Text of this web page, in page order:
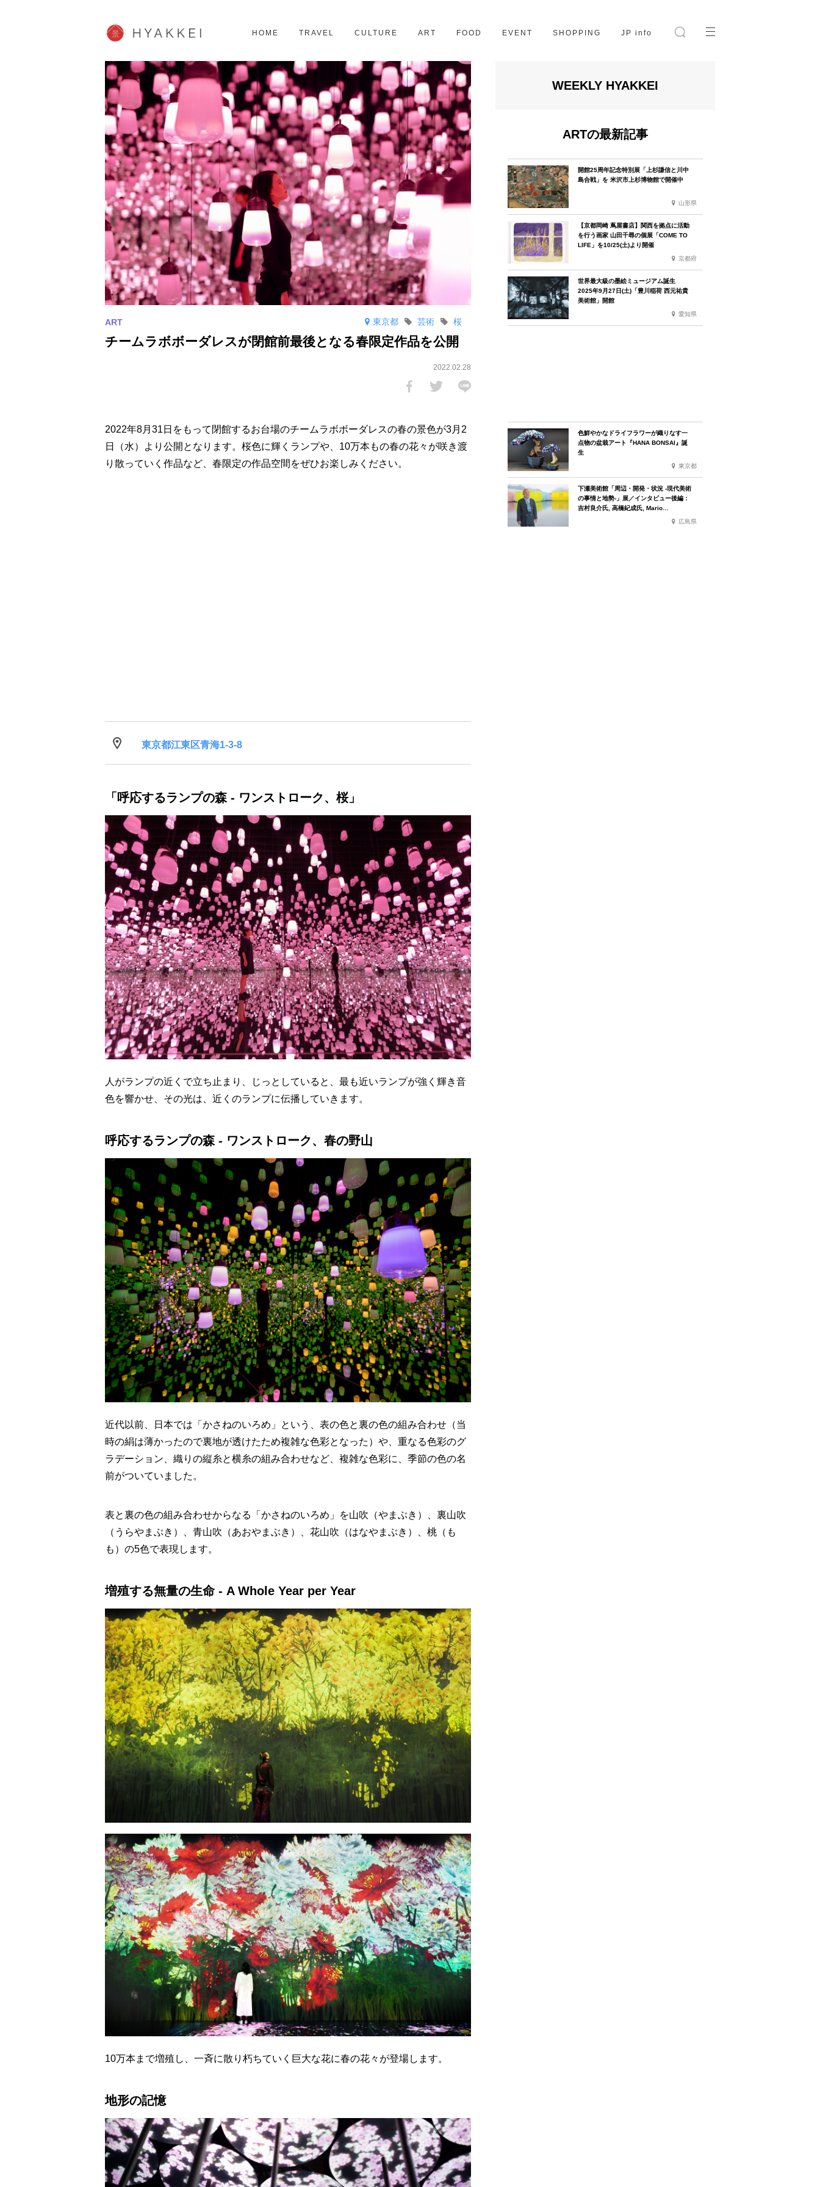
HOME TRAVEL CULTURE ART FOOD EVENT SHOPPING JP info
JP info
東京都 桜
芸術
チームラボボーダレスが閉館前最後となる春限定作品を公開
2022.02.28
2022年8月31日をもって閉館するお台場のチームラボボーダレスの春の景色が3月2
日（水）より公開となります。桜色に輝くランプや、10万本もの春の花々が咲き渡
り散っていく作品など、春限定の作品空間をぜひお楽しみください。
東京都江東区青海1-3-8
「呼応するランプの森 - ワンストローク、桜」
人がランプの近くで立ち止まり、じっとしていると、最も近いランプが強く輝き音
色を響かせ、その光は、近くのランプに伝播していきます。
呼応するランプの森 - ワンストローク、春の野山
近代以前、日本では「かさねのいろめ」という、表の色と裏の色の組み合わせ（当
時の絹は薄かったので裏地が透けたため複雑な色彩となった）や、重なる色彩のグ
ラデーション、織りの縦糸と横糸の組み合わせなど、複雑な色彩に、季節の色の名
前がついていました。
表と裏の色の組み合わせからなる「かさねのいろめ」を山吹（やまぶき）、裏山吹
（うらやまぶき）、青山吹（あおやまぶき）、花山吹（はなやまぶき）、桃（も
も）の5色で表現します。
増殖する無量の生命 - A Whole Year per Year
10万本まで増殖し、一斉に散り朽ちていく巨大な花に春の花々が登場します。
地形の記憶
WEEKLY HYAKKEI
ARTの最新記事
開館25周年記念特別展「上杉謙信と川中
島合戦」を 米沢市上杉博物館で開催中
山形県
【京都岡崎 蔦屋書店】関西を拠点に活動
を行う画家 山田千尋の個展「COME TO
LIFE」を10/25(土)より開催
京都府
世界最大級の墨絵ミュージアム誕生
2025年9月27日(土)「豊川稲荷 西元祐貴
美術館」開館
愛知県
色鮮やかなドライフラワーが織りなす一
点物の盆栽アート『HANA BONSAI』誕
生
東京都
下瀬美術館「周辺・開発・状況 -現代美術
の事情と地勢-」展／インタビュー後編：
吉村良介氏, 高橋紀成氏, Mario
広島県